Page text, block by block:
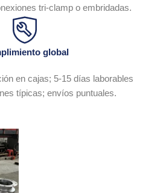
tri-clamp o embridadas.
global
en cajas; 5-15 días laborables
típicas; envíos puntuales.